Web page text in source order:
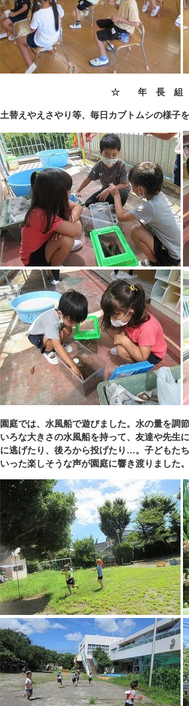
☆ 年 長 組
土替えやえさやり等、毎日カブトムシの様子
園庭では、水風船で遊びました。水の量を調
いろな大きさの水風船を持って、友達や先生
に逃げたり、後ろから投げたり…。子どもた
いった楽しそうな声が園庭に響き渡りました。